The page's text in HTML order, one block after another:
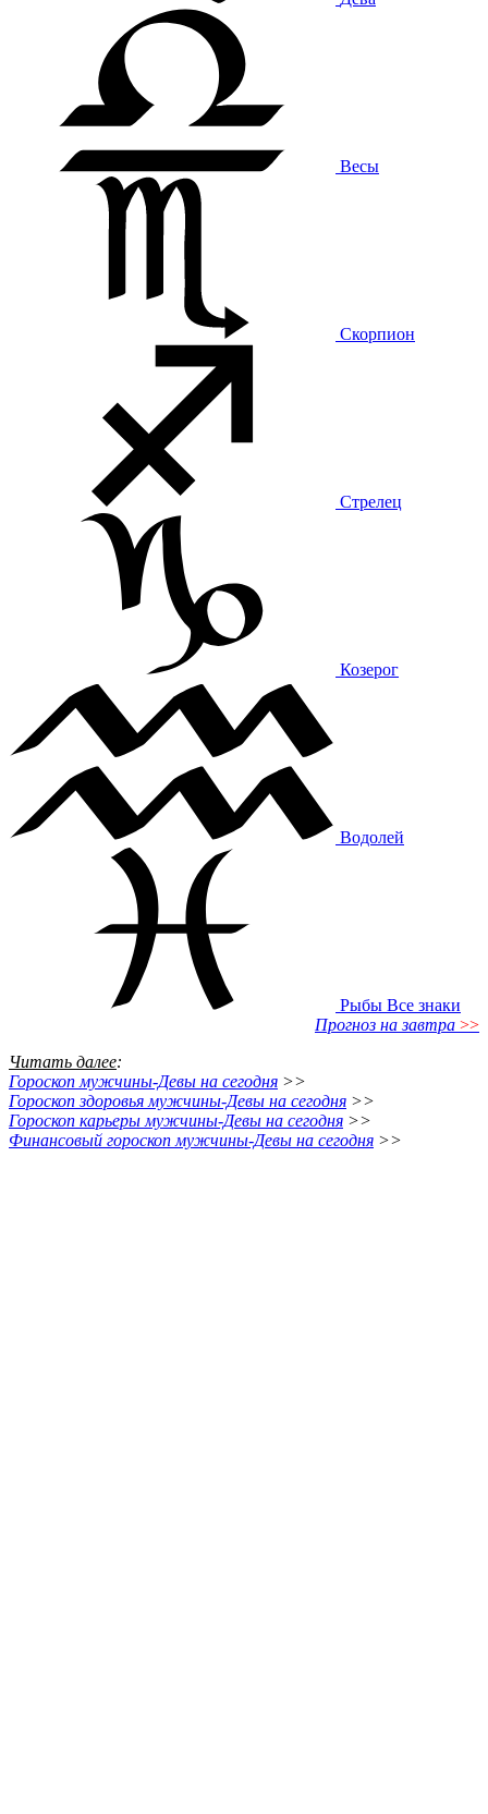
Весы
Скорпион
Стрелец
Козерог
Водолей
Рыбы Все знаки
Прогноз на завтра >>
Читать далее:
Гороскоп мужчины-Девы на сегодня >>
Гороскоп здоровья мужчины-Девы на сегодня >>
Гороскоп карьеры мужчины-Девы на сегодня >>
Финансовый гороскоп мужчины-Девы на сегодня >>